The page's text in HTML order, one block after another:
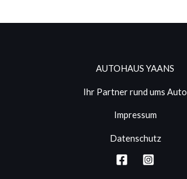
AUTOHAUS YAANS
Ihr Partner rund ums Auto
Impressum
Datenschutz